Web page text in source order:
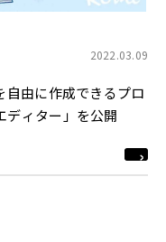
2022.03.09
由に作成できるプロ
ディター」を公開